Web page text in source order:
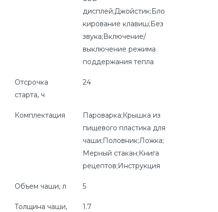
дисплей;Джойстик;Бло
кирование клавиш;Без
звука;Включение/
выключение режима
поддержания тепла
Отсрочка
старта, ч
24
Комплектация
Пароварка;Крышка из
пищевого пластика для
чаши;Половник;Ложка;
Мерный стакан;Книга
рецептов;Инструкция
Объем чаши, л 5
Толщина чаши,
1.7